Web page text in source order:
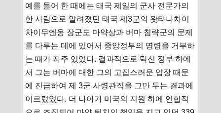
예를 들어 한 때에는 태국 제일의 군사 전문가의
한 사람으로 알려졌던 태국 제3군의 왓타나차이
차이무엔옹 장군도 마약상과 버마 침략군의 문제
를 다루는 데에 있어서 중앙정부의 명령을 거부하
는 때가 자주 있었다. 결과적으로 탁신 정부 하에
서 그는 버마에 대한 그의 고집스러운 입장 때문
에 진급하여 제 3군 사령관직을 그만 두는 결과에
이르렀었다. 더 나아가 미국의 지원 하에 연합적